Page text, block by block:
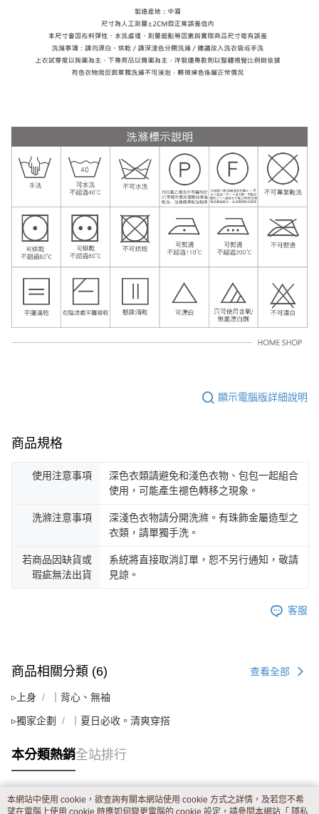
顯示電腦版詳細說明
商品規格
使用注意事項
深色衣類請避免和淺色衣物、包包一起組合
使用，可能產生褪色轉移之現象。
洗滌注意事項
深淺色衣物請分開洗滌。有珠飾金屬造型之
衣類，請單獨手洗。
若商品因缺貨或
瑕疵無法出貨
系統將直接取消訂單，恕不另行通知，敬請
見諒。
客服
商品相關分類 (6) 查看全部
▹上身 ｜背心、無袖
▹獨家企劃 ｜夏日必收。清爽穿搭
本分類熱銷全站排行
熱門標籤
本網站中使用 cookie，欲查詢有關本網站使用 cookie 方式之詳情，及若您不希
望在電腦上使用 cookie 時應如何變更電腦的 cookie 設定，請參閱本網站「 隱私